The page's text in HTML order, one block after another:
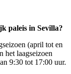
paleis in Sevilla?
(april tot en
het laagseizoen
9:30 tot 17:00 uur.